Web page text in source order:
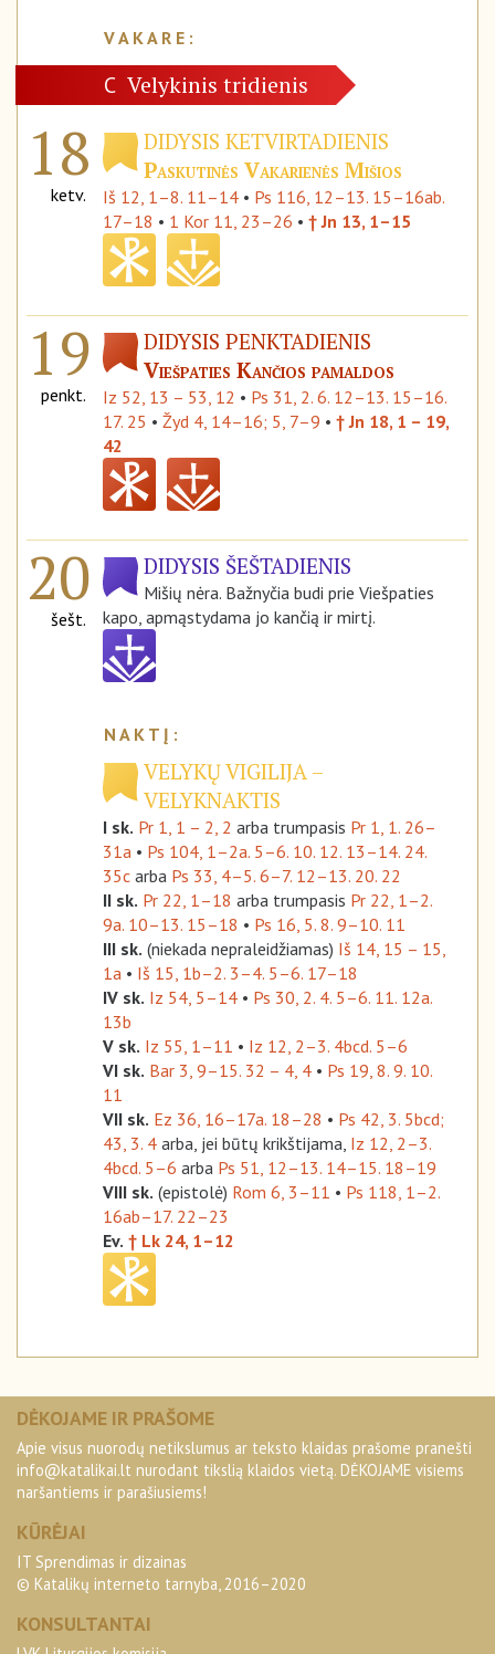
C Velykinis tridienis
18
ketv.
DIDYSIS KETVIRTADIENIS
Paskutinės Vakarienės Mišios
Iš 12, 1–8. 11–14 • Ps 116, 12–13. 15–16ab.
17–18 • 1 Kor 11, 23–26 • † Jn 13, 1–15
19
penkt.
DIDYSIS PENKTADIENIS
Viešpaties Kančios pamaldos
Iz 52, 13 – 53, 12 • Ps 31, 2. 6. 12–13. 15–16.
17. 25 • Žyd 4, 14–16; 5, 7–9 • † Jn 18, 1 – 19,
42
20
šešt.
DIDYSIS ŠEŠTADIENIS
Mišių nėra. Bažnyčia budi prie Viešpaties
kapo, apmąstydama jo kančią ir mirtį.
VELYKŲ VIGILIJA –
VELYKNAKTIS
I sk. Pr 1, 1 – 2, 2 arba trumpasis Pr 1, 1. 26–
31a • Ps 104, 1–2a. 5–6. 10. 12. 13–14. 24.
35c arba Ps 33, 4–5. 6–7. 12–13. 20. 22
II sk. Pr 22, 1–18 arba trumpasis Pr 22, 1–2.
9a. 10–13. 15–18 • Ps 16, 5. 8. 9–10. 11
III sk. (niekada nepraleidžiamas) Iš 14, 15 – 15,
1a • Iš 15, 1b–2. 3–4. 5–6. 17–18
IV sk. Iz 54, 5–14 • Ps 30, 2. 4. 5–6. 11. 12a.
13b
V sk. Iz 55, 1–11 • Iz 12, 2–3. 4bcd. 5–6
VI sk. Bar 3, 9–15. 32 – 4, 4 • Ps 19, 8. 9. 10.
11
VII sk. Ez 36, 16–17a. 18–28 • Ps 42, 3. 5bcd;
43, 3. 4 arba, jei būtų krikštijama, Iz 12, 2–3.
4bcd. 5–6 arba Ps 51, 12–13. 14–15. 18–19
VIII sk. (epistolė) Rom 6, 3–11 • Ps 118, 1–2.
16ab–17. 22–23
Ev. † Lk 24, 1–12
DĖKOJAME IR PRAŠOME
Apie visus nuorodų netikslumus ar teksto klaidas prašome pranešti
info@katalikai.lt nurodant tikslią klaidos vietą. DĖKOJAME visiems
naršantiems ir parašiusiems!
KŪRĖJAI
IT Sprendimas ir dizainas
© Katalikų interneto tarnyba, 2016–2020
KONSULTANTAI